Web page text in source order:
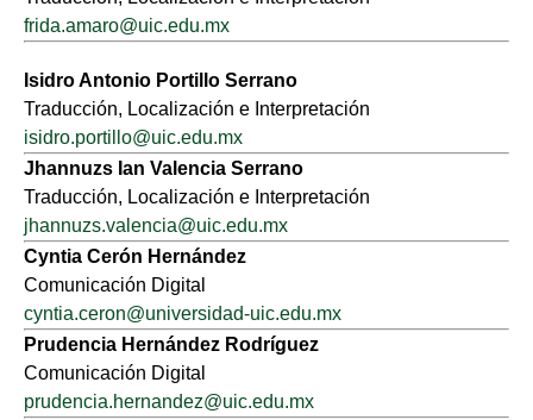
frida.amaro@uic.edu.mx
Isidro Antonio Portillo Serrano
Traducción, Localización e Interpretación
isidro.portillo@uic.edu.mx
Jhannuzs Ian Valencia Serrano
Traducción, Localización e Interpretación
jhannuzs.valencia@uic.edu.mx
Cyntia Cerón Hernández
Comunicación Digital
cyntia.ceron@universidad-uic.edu.mx
Prudencia Hernández Rodríguez
Comunicación Digital
prudencia.hernandez@uic.edu.mx